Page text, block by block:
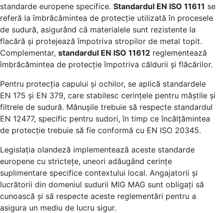
standarde europene specifice. Standardul EN ISO 11611 se
referă la îmbrăcămintea de protecție utilizată în procesele
de sudură, asigurând că materialele sunt rezistente la
flacără și protejează împotriva stropilor de metal topit.
Complementar, standardul EN ISO 11612 reglementează
îmbrăcămintea de protecție împotriva căldurii și flăcărilor.
Pentru protecția capului și ochilor, se aplică standardele
EN 175 și EN 379, care stabilesc cerințele pentru măștile și
filtrele de sudură. Mănușile trebuie să respecte standardul
EN 12477, specific pentru sudori, în timp ce încălțămintea
de protecție trebuie să fie conformă cu EN ISO 20345.
Legislația olandeză implementează aceste standarde
europene cu strictețe, uneori adăugând cerințe
suplimentare specifice contextului local. Angajatorii și
lucrătorii din domeniul sudurii MIG MAG sunt obligați să
cunoască și să respecte aceste reglementări pentru a
asigura un mediu de lucru sigur.